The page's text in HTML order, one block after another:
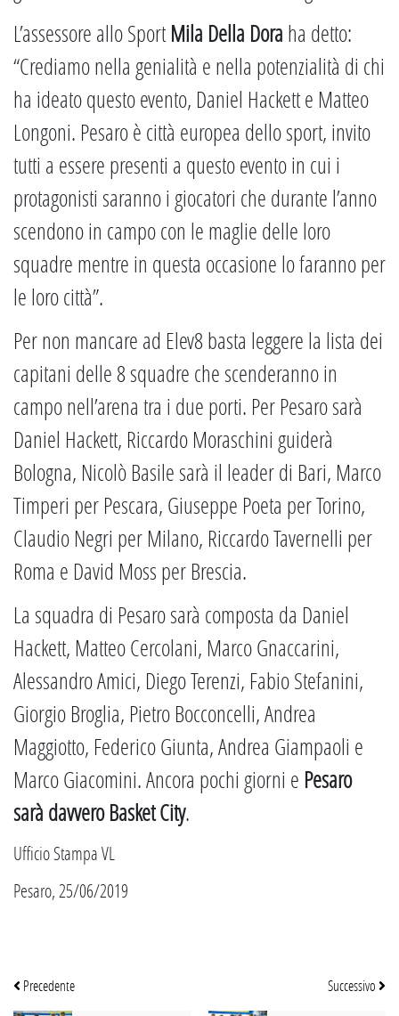
L’assessore allo Sport Mila Della Dora ha detto:
“Crediamo nella genialità e nella potenzialità di chi
ha ideato questo evento, Daniel Hackett e Matteo
Longoni. Pesaro è città europea dello sport, invito
tutti a essere presenti a questo evento in cui i
protagonisti saranno i giocatori che durante l’anno
scendono in campo con le maglie delle loro
squadre mentre in questa occasione lo faranno per
le loro città”.
Per non mancare ad Elev8 basta leggere la lista dei
capitani delle 8 squadre che scenderanno in
campo nell’arena tra i due porti. Per Pesaro sarà
Daniel Hackett, Riccardo Moraschini guiderà
Bologna, Nicolò Basile sarà il leader di Bari, Marco
Timperi per Pescara, Giuseppe Poeta per Torino,
Claudio Negri per Milano, Riccardo Tavernelli per
Roma e David Moss per Brescia.
La squadra di Pesaro sarà composta da Daniel
Hackett, Matteo Cercolani, Marco Gnaccarini,
Alessandro Amici, Diego Terenzi, Fabio Stefanini,
Giorgio Broglia, Pietro Bocconcelli, Andrea
Maggiotto, Federico Giunta, Andrea Giampaoli e
Marco Giacomini. Ancora pochi giorni e Pesaro
sarà davvero Basket City.
Ufficio Stampa VL
Pesaro, 25/06/2019
Precedente Successivo